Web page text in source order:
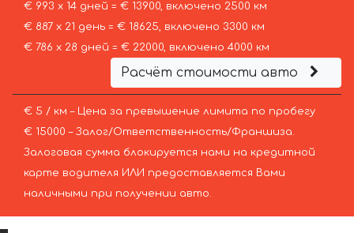
€ 993 х 14 дней = € 13900, включено 2500 км
€ 887 х 21 день = € 18625, включено 3300 км
€ 786 х 28 дней = € 22000, включено 4000 км
Расчёт стоимости авто
€ 5 / км – Цена за превышение лимита по пробегу
€ 15000 – Залог/Ответственность/Франшиза.
Залоговая сумма блокируется нами на кредитной
карте водителя ИЛИ предоставляется Вами
наличными при получении авто.